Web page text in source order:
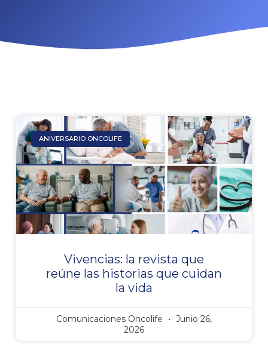
ANIVERSARIO ONCOLIFE
Vivencias: la revista que
reúne las historias que cuidan
la vida
Comunicaciones Oncolife
Junio 26,
2026